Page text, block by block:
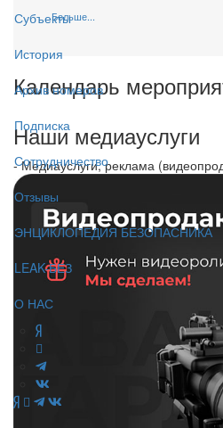
Субъекты
История
Архив номеров
Подписка
Сотрудничество
Отзывы
ЭНЦИКЛОПЕДИЯ БЕЗОПАСНИКА
LEAK-БЕЗ
О НАС
Больше...
Календарь
Наши медиауслуги
- Медиауслуги, реклама